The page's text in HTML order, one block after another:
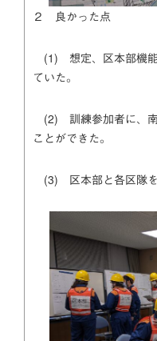
２ 良かった点
(1) 想定、区本部機能
ていた。
(2) 訓練参加者に、南
ことができた。
(3) 区本部と各区隊を